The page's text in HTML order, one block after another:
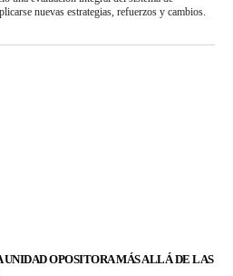
nuevas estrategias, refuerzos y cambios.
OPOSITORA MÁS ALLÁ DE LAS